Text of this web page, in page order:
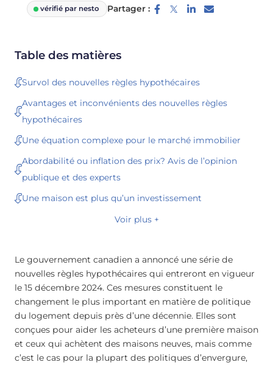
vérifié par nesto
Partager :
Table des matières
Survol des nouvelles règles hypothécaires
Avantages et inconvénients des nouvelles règles
hypothécaires
Une équation complexe pour le marché immobilier
Abordabilité ou inflation des prix? Avis de l’opinion
publique et des experts
Une maison est plus qu’un investissement
Voir plus +
Le gouvernement canadien a annoncé une série de
nouvelles règles hypothécaires qui entreront en vigueur
le 15 décembre 2024. Ces mesures constituent le
changement le plus important en matière de politique
du logement depuis près d’une décennie. Elles sont
conçues pour aider les acheteurs d’une première maison
et ceux qui achètent des maisons neuves, mais comme
c’est le cas pour la plupart des politiques d’envergure,